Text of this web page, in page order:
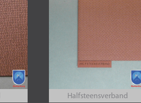
Halfsteensverband